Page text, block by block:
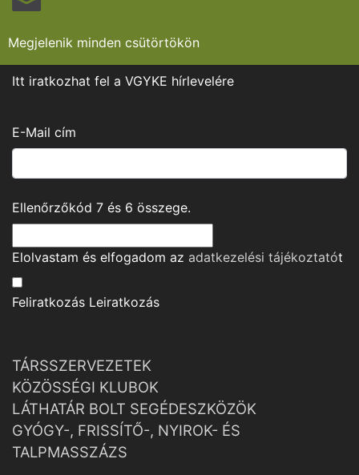
Megjelenik minden csütörtökön
Itt iratkozhat fel a VGYKE hírlevelére
E-Mail cím
Ellenőrzőkód 7 és 6 összege.
Elolvastam és elfogadom az adatkezelési tájékoztatót
Feliratkozás Leiratkozás
TÁRSSZERVEZETEK
KÖZÖSSÉGI KLUBOK
LÁTHATÁR BOLT SEGÉDESZKÖZÖK
GYÓGY-, FRISSÍTŐ-, NYIROK- ÉS
TALPMASSZÁZS